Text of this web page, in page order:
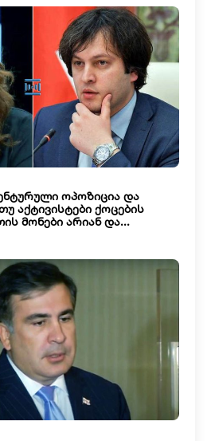
ოპოზიცია და
აქტივისტები ქოცების
მონები არიან და...